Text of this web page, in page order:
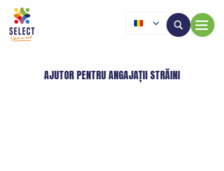
AJUTOR PENTRU ANGAJAȚII STRĂINI